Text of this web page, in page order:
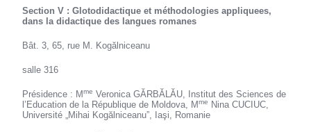
Section V : Glotodidactique et méthodologies appliquees,
dans la didactique des langues romanes
Bât. 3, 65, rue M. Kogălniceanu
salle 316
Présidence : Mme Veronica GĂRBĂLĂU, Institut des Sciences de
l’Education de la République de Moldova, Mme
Nina CUCIUC,
Université „Mihai Kogălniceanu”, Iaşi, Romanie